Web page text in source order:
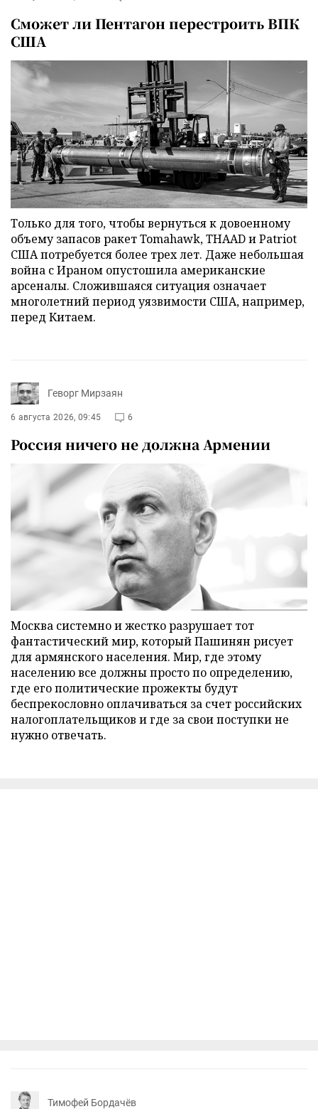
Сможет ли Пентагон перестроить ВПК
США
Только для того, чтобы вернуться к довоенному
объему запасов ракет Tomahawk, THAAD и Patriot
США потребуется более трех лет. Даже небольшая
война с Ираном опустошила американские
арсеналы. Сложившаяся ситуация означает
многолетний период уязвимости США, например,
перед Китаем.
Геворг Мирзаян
6 августа 2026, 09:45 6
Россия ничего не должна Армении
Москва системно и жестко разрушает тот
фантастический мир, который Пашинян рисует
для армянского населения. Мир, где этому
населению все должны просто по определению,
где его политические прожекты будут
беспрекословно оплачиваться за счет российских
налогоплательщиков и где за свои поступки не
нужно отвечать.
Тимофей Бордачёв